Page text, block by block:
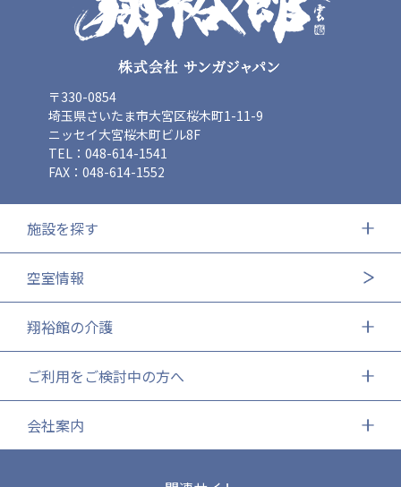
〒330-0854
埼玉県さいたま市大宮区桜木町1-11-9
ニッセイ大宮桜木町ビル8F
TEL：048-614-1541
FAX：048-614-1552
施設を探す
空室情報
翔裕館の介護
ご利用をご検討中の方へ
会社案内